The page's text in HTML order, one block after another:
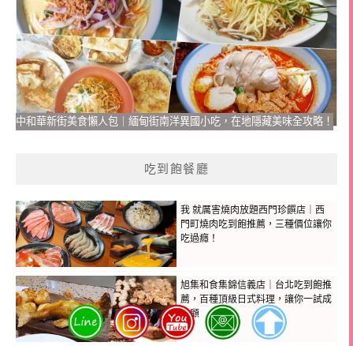
中和華新街美食懶人包｜緬甸街南洋異國小吃，在地隱藏美味全攻略！
吃到飽餐廳
我 就厲害燒肉放題西門珍饌店｜西
門町燒肉吃到飽推薦，三種價位讓你
吃過癮！
旭集和食集錦信義店｜台北吃到飽推
薦，百種頂級日式料理，讓你一試成
主顧